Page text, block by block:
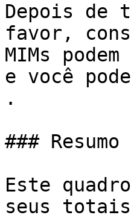
Depois de
favor,
MIMs
e você
.
### Resumo
Este
seus